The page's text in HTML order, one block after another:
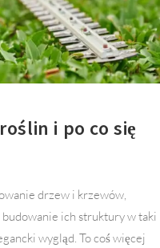
i po co się
drzew i krzewów,
ich struktury w taki
wygląd. To coś więcej